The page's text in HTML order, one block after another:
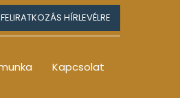
FELIRATKOZÁS HÍRLEVÉLRE
Kapcsolat